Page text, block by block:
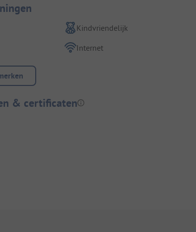
Kindvriendelijk
Internet
& certificaten